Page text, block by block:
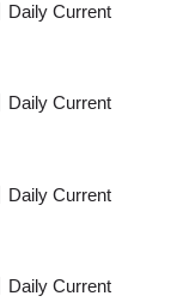
Daily Current
Daily Current
Daily Current
Daily Current